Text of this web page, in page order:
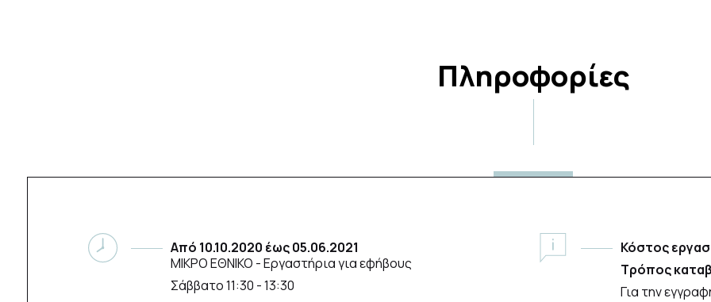
Πληροφορίες
Από 10.10.2020 έως05.06.2021
ΜΙΚΡΟ ΕΘΝΙΚΟ - Εργαστήρια για εφήβους
Σάββατο 11:30 - 13:30
Κόστος
Τρόπος
Για την